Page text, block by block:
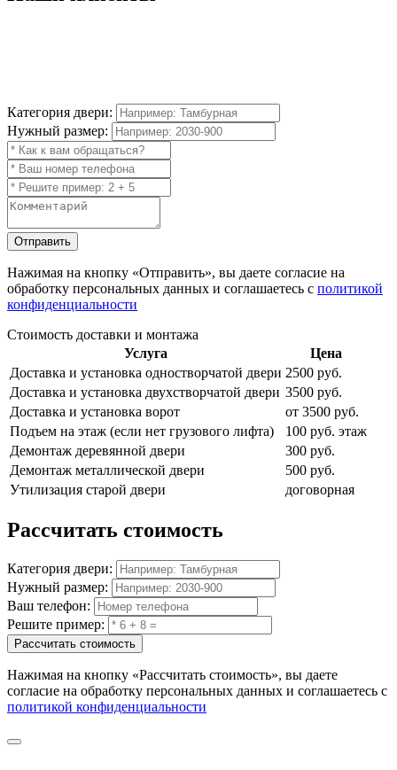
Категория двери:
Нужный размер:
Отправить
Нажимая на кнопку «Отправить», вы даете согласие на
обработку персональных данных и соглашаетесь с политикой
конфиденциальности
Стоимость доставки и монтажа
Услуга
Цена
Доставка и установка одностворчатой двери 2500 руб.
Доставка и установка двухстворчатой двери 3500 руб.
Доставка и установка ворот
от 3500 руб.
Подъем на этаж (если нет грузового лифта)
100 руб. этаж
Демонтаж деревянной двери
300 руб.
Демонтаж металлической двери
500 руб.
Утилизация старой двери
договорная
Рассчитать стоимость
Категория двери:
Нужный размер:
Ваш телефон:
Решите пример:
Рассчитать стоимость
Нажимая на кнопку «Рассчитать стоимость», вы даете
согласие на обработку персональных данных и соглашаетесь с
политикой конфиденциальности